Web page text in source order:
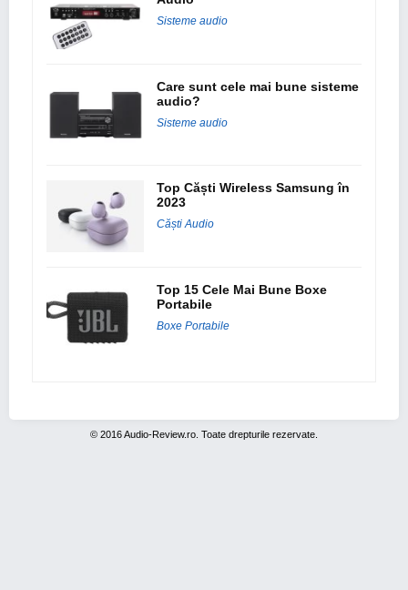
Sisteme audio
Care sunt cele mai bune sisteme
audio?
Sisteme audio
Top Căști Wireless Samsung în
2023
Căști Audio
Top 15 Cele Mai Bune Boxe
Portabile
Boxe Portabile
© 2016 Audio-Review.ro. Toate drepturile rezervate.